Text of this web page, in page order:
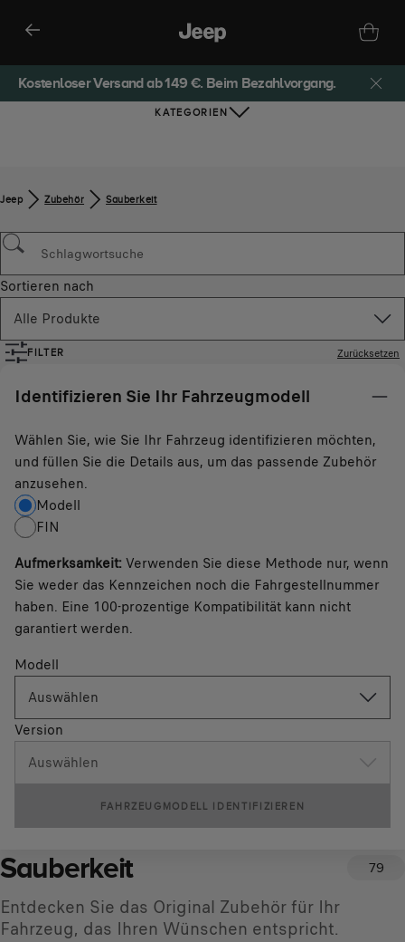
Kostenloser Versand ab 149 €. Beim Bezahlvorgang.
KATEGORIEN
Jeep Zubehör​ Sauberkeit
Sortieren nach
Alle Produkte
FILTER Zurücksetzen
Identifizieren Sie Ihr Fahrzeugmodell
Wählen Sie, wie Sie Ihr Fahrzeug identifizieren möchten,
und füllen Sie die Details aus, um das passende Zubehör
anzusehen.
Modell
FIN
Aufmerksamkeit: Verwenden Sie diese Methode nur, wenn
Sie weder das Kennzeichen noch die Fahrgestellnummer
haben. Eine 100-prozentige Kompatibilität kann nicht
garantiert werden.
Modell
Auswählen
Version
Auswählen
FAHRZEUGMODELL IDENTIFIZIEREN
Sauberkeit 79
Entdecken Sie das Original Zubehör für Ihr
Fahrzeug, das Ihren Wünschen entspricht.